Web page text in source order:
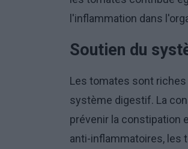
l'inflammation dans
Soutien du
Les tomates sont
système digestif. La
prévenir la constipation
anti-inflammatoires, les